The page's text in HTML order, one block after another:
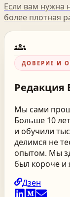
Если вам нужна
более плотная
groups
ДОВЕРИЕ И
Редакция
Мы сами
Больше 10
и обучили
делимся не
опытом. Мы
был короче и
Дзен